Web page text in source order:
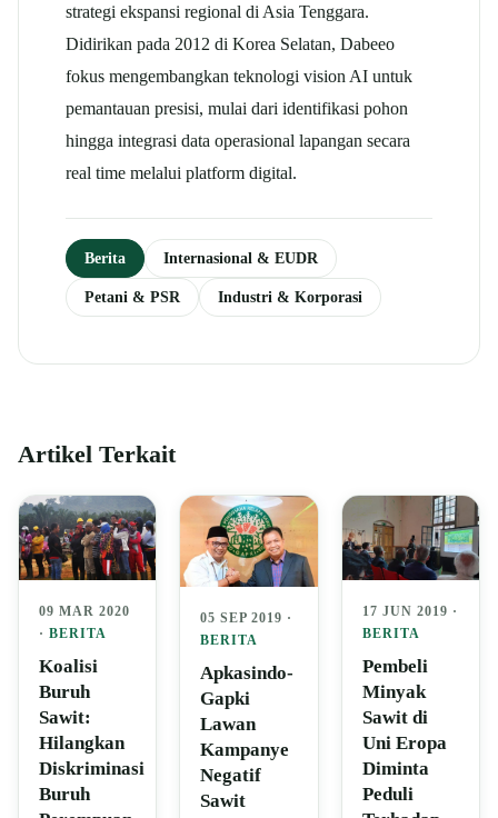
strategi ekspansi regional di Asia Tenggara.
Didirikan pada 2012 di Korea Selatan, Dabeeo
fokus mengembangkan teknologi vision AI untuk
pemantauan presisi, mulai dari identifikasi pohon
hingga integrasi data operasional lapangan secara
real time melalui platform digital.
Berita Internasional & EUDR
Petani & PSR Industri & Korporasi
Artikel Terkait
09 MAR 2020
· BERITA
Koalisi
Buruh
Sawit:
Hilangkan
Diskriminasi
Buruh
05 SEP 2019 ·
BERITA
Apkasindo-
Gapki
Lawan
Kampanye
Negatif
Sawit
17 JUN 2019 ·
BERITA
Pembeli
Minyak
Sawit di
Uni Eropa
Diminta
Peduli